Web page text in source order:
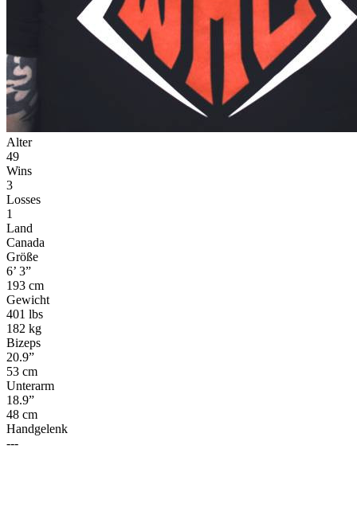
Alter
49
Wins
3
Losses
1
Land
Canada
Größe
6’ 3”
193 cm
Gewicht
401 lbs
182 kg
Bizeps
20.9”
53 cm
Unterarm
18.9”
48 cm
Handgelenk
---